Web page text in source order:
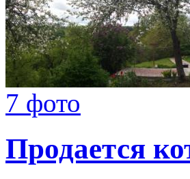
7 фото
Продается